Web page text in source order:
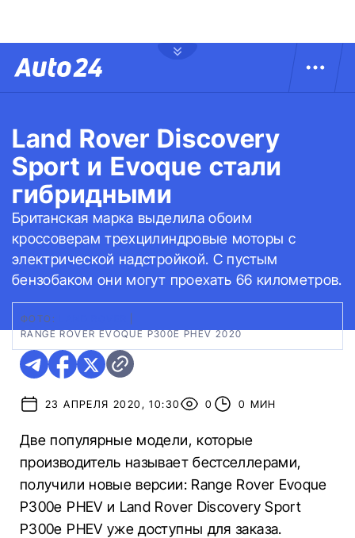
Land Rover Discovery
Sport и Evoque стали
гибридными
Британская марка выделила обоим
кроссоверам трехцилиндровые моторы с
электрической надстройкой. С пустым
бензобаком они могут проехать 66 километров.
ФОТО:
RANGE ROVER EVOQUE P300E PHEV 2020
23 АПРЕЛЯ 2020, 10:30 0 0 МИН
Две популярные модели, которые
производитель называет бестселлерами,
получили новые версии: Range Rover Evoque
P300e PHEV и Land Rover Discovery Sport
P300e PHEV уже доступны для заказа.